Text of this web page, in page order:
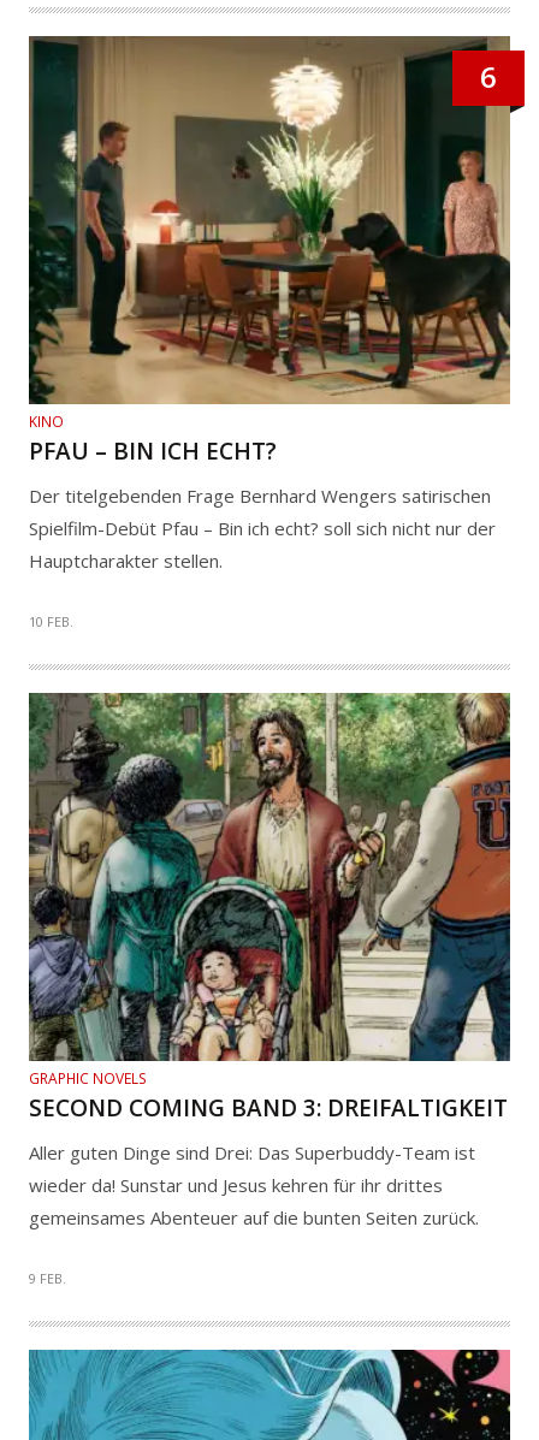
6
KINO
PFAU – BIN ICH ECHT?
Der titelgebenden Frage Bernhard Wengers satirischen
Spielfilm-Debüt Pfau – Bin ich echt? soll sich nicht nur der
Hauptcharakter stellen.
10 FEB.
GRAPHIC NOVELS
SECOND COMING BAND 3: DREIFALTIGKEIT
Aller guten Dinge sind Drei: Das Superbuddy-Team ist
wieder da! Sunstar und Jesus kehren für ihr drittes
gemeinsames Abenteuer auf die bunten Seiten zurück.
9 FEB.